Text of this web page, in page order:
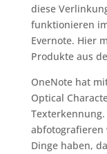
diese
funktionieren
Evernote. Hier
Produkte aus
OneNote hat
Optical
Texterkennung.
abfotografieren
Dinge haben,